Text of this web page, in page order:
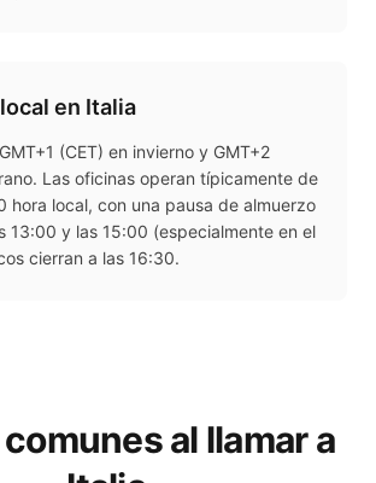
en Italia
(CET) en invierno y GMT+2
Las oficinas operan típicamente de
hora local, con una pausa de almuerzo
13:00 y las 15:00 (especialmente en el
cierran a las 16:30.
al llamar a